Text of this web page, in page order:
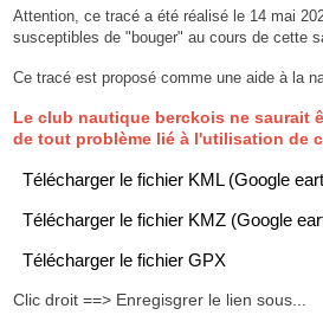
Attention, ce tracé a été réalisé le 14 mai
susceptibles de "bouger" au cours de cette
Ce tracé est proposé comme une aide à la
Le club nautique berckois ne saurait
de tout problème lié à l'utilisation de
Télécharger le fichier KML (Google
Télécharger le fichier KMZ (Google
Télécharger le fichier GPX
Clic droit ==> Enregisgrer le lien sous...